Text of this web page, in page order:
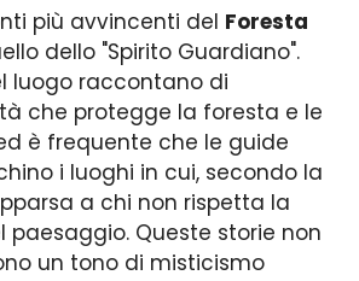
più avvincenti del Foresta
dello "Spirito Guardiano".
luogo raccontano di
che protegge la foresta e le
è frequente che le guide
i luoghi in cui, secondo la
a chi non rispetta la
paesaggio. Queste storie non
un tono di misticismo